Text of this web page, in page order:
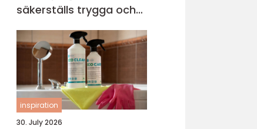
säkerställs trygga och
hållbara avloppssystem
inspiration
30. July 2026